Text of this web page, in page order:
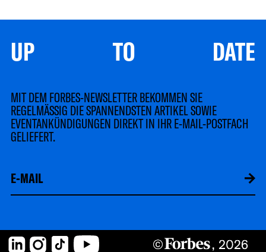
UP TO DATE
MIT DEM FORBES-NEWSLETTER BEKOMMEN SIE
REGELMÄSSIG DIE SPANNENDSTEN ARTIKEL SOWIE
EVENTANKÜNDIGUNGEN DIREKT IN IHR E-MAIL-POSTFACH
GELIEFERT.
LinkedInInstagram
TikTok